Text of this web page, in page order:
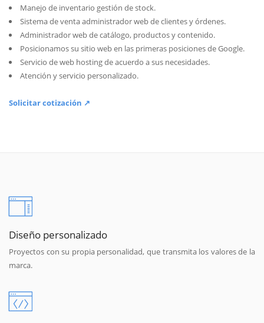
Manejo de inventario gestión de stock.
Sistema de venta administrador web de clientes y órdenes.
Administrador web de catálogo, productos y contenido.
Posicionamos su sitio web en las primeras posiciones de Google.
Servicio de web hosting de acuerdo a sus necesidades.
Atención y servicio personalizado.
Solicitar cotización ↗
Diseño personalizado
Proyectos con su propia personalidad, que transmita los valores de la
marca.